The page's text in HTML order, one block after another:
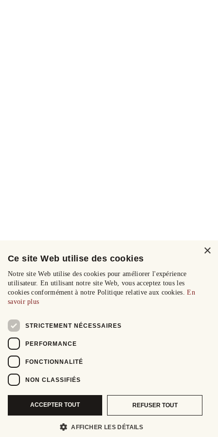
×
Ce site Web utilise des cookies
Notre site Web utilise des cookies pour améliorer l'expérience
utilisateur. En utilisant notre site Web, vous acceptez tous les
cookies conformément à notre Politique relative aux cookies.En
savoir plus
STRICTEMENT NÉCESSAIRES
PERFORMANCE
FONCTIONNALITÉ
NON CLASSIFIÉS
ACCEPTER TOUT REFUSER TOUT
AFFICHER LES DÉTAILS